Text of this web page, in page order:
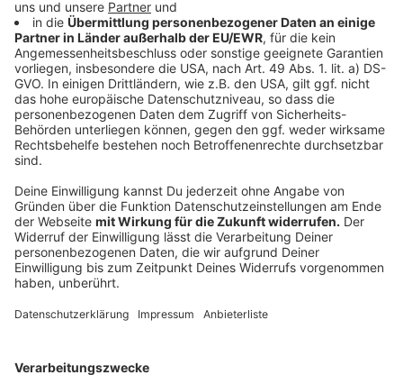
Neubrückstraße wird die Anlieger-frei-Regelung der
Mühlenstraße von der Polizei überwacht. Der Taxiplatz
Heinrich-Heine-Allee kann nur noch aus Richtung
Norden angefahren werden. Stadtauswärts wird ab
Freitag, 25. August, 20 Uhr, bis Samstag, 26. August, 7
Uhr, sowie von Samstag, 26. August, 20 Uhr, bis
Sonntag, 27. August, 7 Uhr, die Linksabbiegespur
(Ausnahme Einsatzfahrzeuge).
Burgplatz
Ab Freitag, 25. August, 20 Uhr, bis Samstag, 26.
August, 7 Uhr, sowie von Samstag, 26. August, 20 Uhr,
bis Sonntag, 27. August, 7 Uhr, wird der Taxihalteplatz
Anzeige